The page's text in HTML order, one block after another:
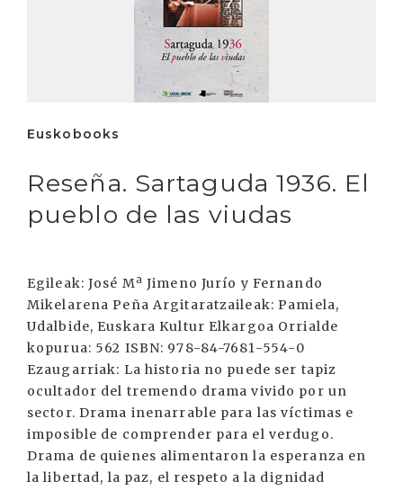
Euskobooks
Reseña. Sartaguda 1936. El
pueblo de las viudas
Egileak: José Mª Jimeno Jurío y Fernando
Mikelarena Peña Argitaratzaileak: Pamiela,
Udalbide, Euskara Kultur Elkargoa Orrialde
kopurua: 562 ISBN: 978-84-7681-554-0
Ezaugarriak: La historia no puede ser tapiz
ocultador del tremendo drama vivido por un
sector. Drama inenarrable para las víctimas e
imposible de comprender para el verdugo.
Drama de quienes alimentaron la esperanza en
la libertad, la paz, el respeto a la dignidad